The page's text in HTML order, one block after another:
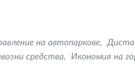
на автопаркове
средства
Икономия на